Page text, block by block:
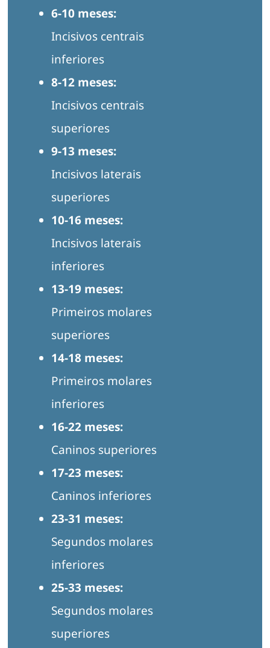
6-10 meses:
Incisivos centrais
inferiores
8-12 meses:
Incisivos centrais
superiores
9-13 meses:
Incisivos laterais
superiores
10-16 meses:
Incisivos laterais
inferiores
13-19 meses:
Primeiros molares
superiores
14-18 meses:
Primeiros molares
inferiores
16-22 meses:
Caninos superiores
17-23 meses:
Caninos inferiores
23-31 meses:
Segundos molares
inferiores
25-33 meses:
Segundos molares
superiores